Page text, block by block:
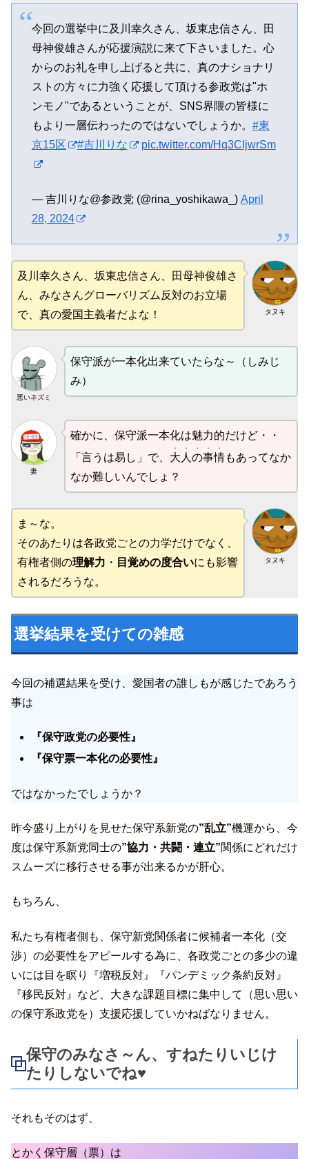
今回の選挙中に及川幸久さん、坂東忠信さん、田
母神俊雄さんが応援演説に来て下さいました。心
からのお礼を申し上げると共に、真のナショナリ
ストの方々に力強く応援して頂ける参政党は"ホ
ンモノ"であるということが、SNS界隈の皆様に
もより一層伝わったのではないでしょうか。 #東
京15区
#吉川りな pic.twitter.com/Hq3CIjwrSm
— 吉川りな@参政党 (@rina_yoshikawa_) April
28, 2024
タヌキ
及川幸久さん、坂東忠信さん、田母神俊雄さ
ん、みなさんグローバリズム反対のお立場
で、真の愛国主義者だよな！
悪いネズミ
保守派が一本化出来ていたらな～（しみじ
み）
妻
確かに、保守派一本化は魅力的だけど・・
「言うは易し」で、 大人の事情
・・・・・
もあってなか
なか難しいんでしょ？
タヌキ
ま～な。
そのあたりは各政党ごとの力学だけでなく、
有権者側の理解力 ・ 目覚めの度合いにも影響
されるだろうな。
選挙結果を受けての雑感
今回の補選結果を受け、愛国者の誰しもが感じたであろう
事は
『保守政党の必要性 』
『保守票一本化の必要性』
ではなかったでしょうか？
昨今盛り上がりを見せた保守系新党の”乱立”機運から、今
度は保守系新党同士の”協力・共闘・連立”関係にどれだけ
スムーズに移行させる事が出来るかが肝心。
もちろん、
私たち有権者側も、保守新党関係者に候補者一本化（交
渉）の必要性をアピールする為に、各政党ごとの多少の違
いには目を瞑り『増税反対』『パンデミック条約反対』
『移民反対』など、大きな課題目標に集中して（思い思い
の保守系政党を）支援応援していかねばなりません。
保守のみなさ～ん、すねたりいじけ
たりしないでね♥
それもそのはず、
とかく保守層（票）は